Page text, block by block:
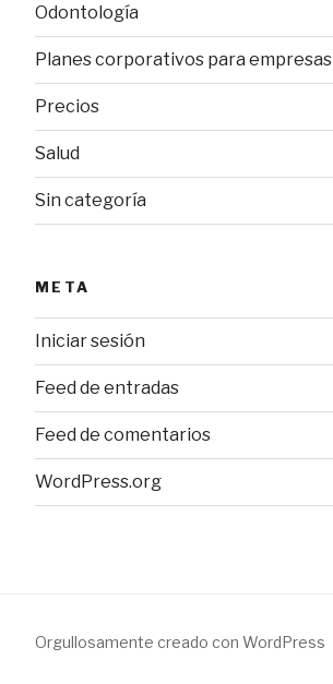
Odontología
Planes corporativos para empresas
Precios
Salud
Sin categoría
META
Iniciar sesión
Feed de entradas
Feed de comentarios
WordPress.org
Orgullosamente creado con WordPress